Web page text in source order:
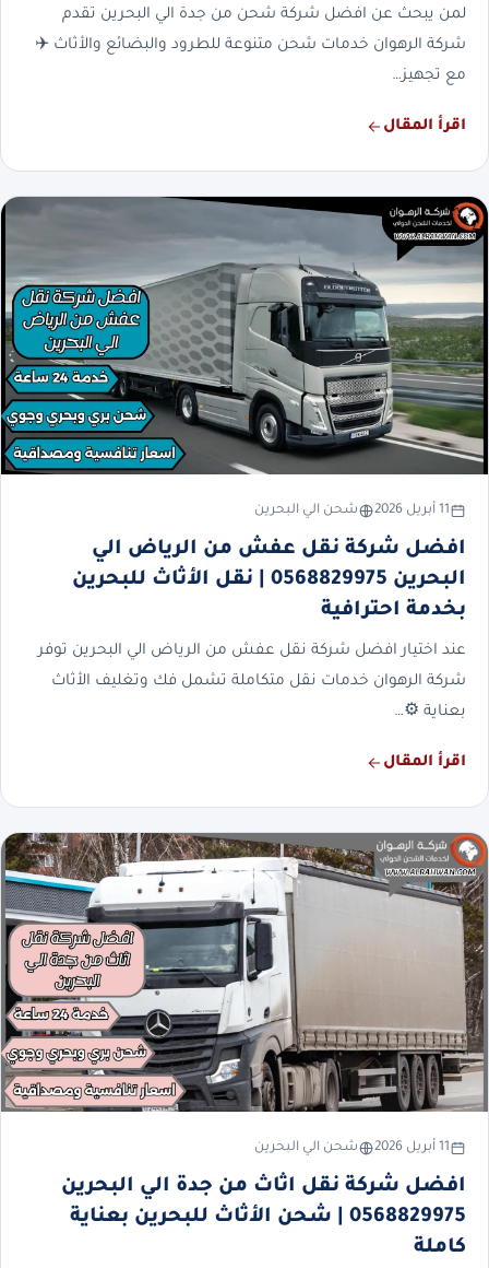
لمن يبحث عن افضل شركة شحن من جدة الي البحرين تقدم
شركة الرهوان خدمات شحن متنوعة للطرود والبضائع والأثاث ✈️
مع تجهيز…
اقرأ المقال
11 أبريل 2026 شحن الي البحرين
افضل شركة نقل عفش من الرياض الي
البحرين 0568829975 | نقل الأثاث للبحرين
بخدمة احترافية
عند اختيار افضل شركة نقل عفش من الرياض الي البحرين توفر
شركة الرهوان خدمات نقل متكاملة تشمل فك وتغليف الأثاث
بعناية ⚙️…
اقرأ المقال
11 أبريل 2026 شحن الي البحرين
افضل شركة نقل اثاث من جدة الي البحرين
0568829975 | شحن الأثاث للبحرين بعناية
كاملة